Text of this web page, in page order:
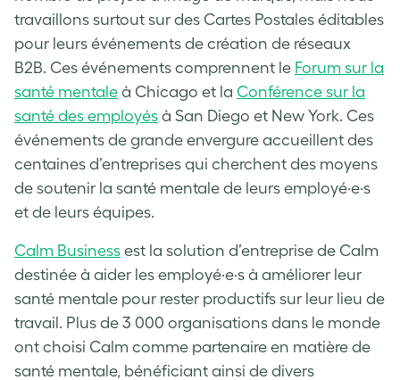
travaillons surtout sur des Cartes Postales éditables
pour leurs événements de création de réseaux
B2B. Ces événements comprennent le Forum sur la
santé mentale à Chicago et la Conférence sur la
santé des employés à San Diego et New York. Ces
événements de grande envergure accueillent des
centaines d’entreprises qui cherchent des moyens
de soutenir la santé mentale de leurs employé·e·s
et de leurs équipes.
Calm Business est la solution d’entreprise de Calm
destinée à aider les employé·e·s à améliorer leur
santé mentale pour rester productifs sur leur lieu de
travail. Plus de 3 000 organisations dans le monde
ont choisi Calm comme partenaire en matière de
santé mentale, bénéficiant ainsi de divers